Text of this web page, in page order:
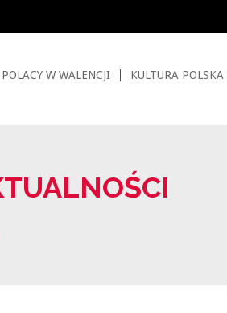
POLACY W WALENCJI KULTURA